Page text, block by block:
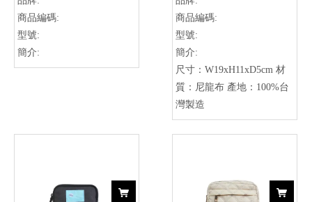
商品編碼:
型號:
簡介:
商品編碼:
型號:
簡介:
尺寸：W19xH11xD5cm 材
質：尼龍布 產地：100%台
灣製造